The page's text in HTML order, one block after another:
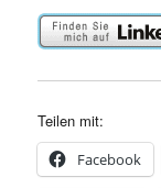
Teilen mit:
Facebook